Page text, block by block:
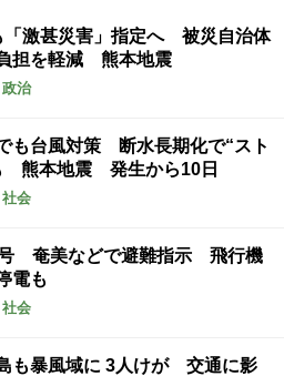
「激甚災害」指定へ 被災自治体
担を軽減 熊本地震
政治
も台風対策 断水長期化で“スト
熊本地震 発生から10日
社会
奄美などで避難指示 飛行機
電も
社会
も暴風域に 3人けが 交通に影